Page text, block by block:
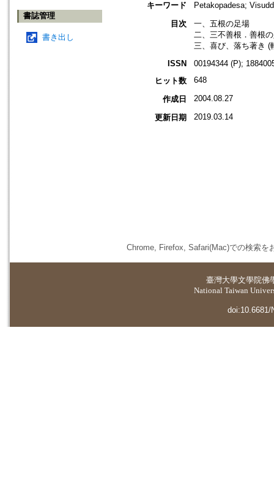
書誌管理
書き出し
キーワード
Petakopadesa;
目次
一、五根の足場
二、三不善根．善根
三、喜び、落ち著き (
ISSN
00194344 (P);
ヒット数
648
作成日 2004.08.27
更新日期 2019.03.14
Chrome, Firefox, Safari(Mac)での検索を
臺灣大學文學院佛
National Taiwan
doi:10.6681/